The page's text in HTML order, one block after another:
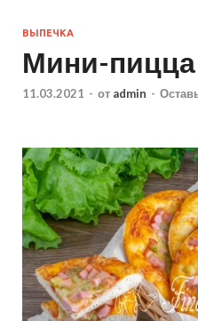
ВЫПЕЧКА
Мини-
11.03.2021 - от admin -